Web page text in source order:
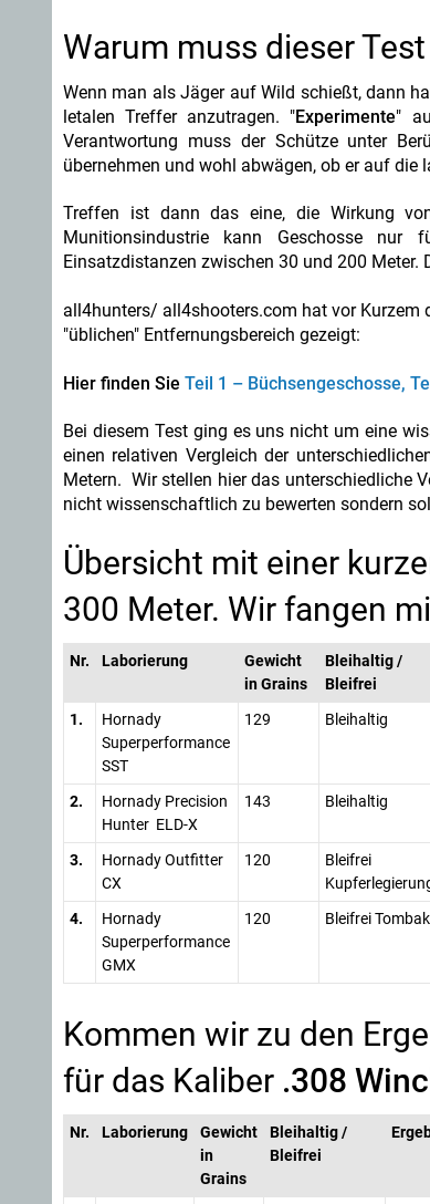
Warum muss dieser
Wenn man als Jäger auf Wild schießt, dann
letalen Treffer anzutragen. "Experimente"
Verantwortung muss der Schütze unter
übernehmen und wohl abwägen, ob er auf
Treffen ist dann das eine, die Wirkung
Munitionsindustrie kann Geschosse nur
Einsatzdistanzen zwischen 30 und 200
all4hunters/ all4shooters.com hat vor Kurzem
"üblichen" Entfernungsbereich gezeigt:
Hier finden Sie Teil 1 – Büchsengeschosse,
Bei diesem Test ging es uns nicht um eine
einen relativen Vergleich der
Metern. Wir stellen hier das unterschiedliche
nicht wissenschaftlich zu bewerten sondern
Übersicht mit einer
300 Meter. Wir fangen
Nr. Laborierung
Gewicht
in Grains
Bleihaltig /
Bleifrei
1.
Hornady
Superperformance
SST
129 Bleihaltig
2.
Hornady Precision
Hunter ELD-X
143 Bleihaltig
3.
Hornady Outfitter
CX
120
Bleifrei
4.
Hornady
Superperformance
GMX
120 Bleifrei Tombak
Kommen wir zu den
für das Kaliber .308
Nr. Laborierung
Gewicht
in
Grains
Bleihaltig /
Bleifrei